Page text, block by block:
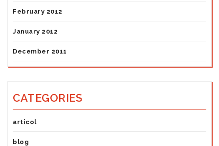
February 2012
January 2012
December 2011
CATEGORIES
articol
blog